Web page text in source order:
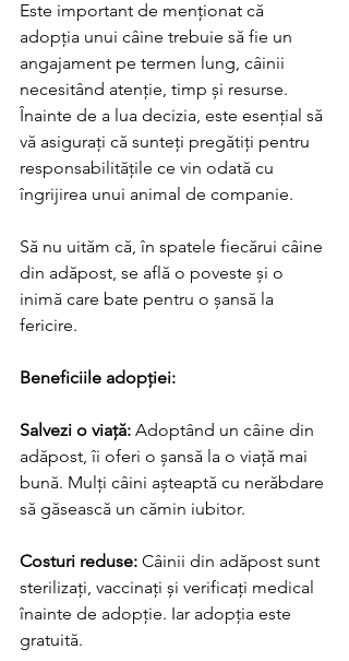
Este important de menționat că
adopția unui câine trebuie să fie un
angajament pe termen lung, câinii
necesitând atenție, timp și resurse.
Înainte de a lua decizia, este esențial să
vă asigurați că sunteți pregătiți pentru
responsabilitățile ce vin odată cu
îngrijirea unui animal de companie.
Să nu uităm că, în spatele fiecărui câine
din adăpost, se află o poveste și o
inimă care bate pentru o șansă la
fericire.
Beneficiile adopției:
Salvezi o viață: Adoptând un câine din
adăpost, îi oferi o șansă la o viață mai
bună. Mulți câini așteaptă cu nerăbdare
să găsească un cămin iubitor.
Costuri reduse: Câinii din adăpost sunt
sterilizați, vaccinați și verificați medical
înainte de adopție. Iar adopția este
gratuită.